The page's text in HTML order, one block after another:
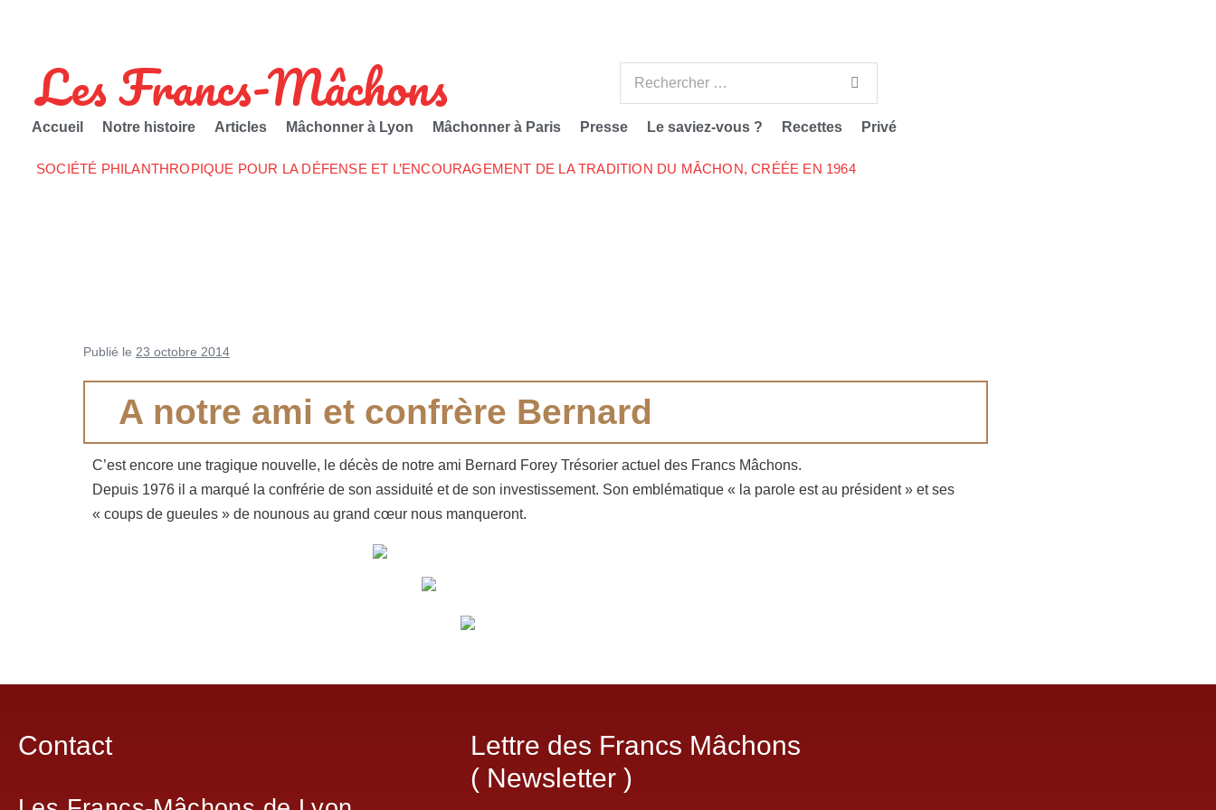
Les Francs-Mâchons
Accueil Notre histoire Articles Mâchonner à Lyon Mâchonner à Paris Presse Le saviez-vous ? Recettes Privé
SOCIÉTÉ PHILANTHROPIQUE POUR LA DÉFENSE ET L’ENCOURAGEMENT DE LA TRADITION DU MÂCHON, CRÉÉE EN 1964
Publié le 23 octobre 2014
A notre ami et confrère Bernard
C’est encore une tragique nouvelle, le décès de notre ami Bernard Forey Trésorier actuel des Francs Mâchons.
Depuis 1976 il a marqué la confrérie de son assiduité et de son investissement. Son emblématique « la parole est au président » et ses
« coups de gueules » de nounous au grand cœur nous manqueront.
Contact
Lettre des Francs Mâchons
( Newsletter )